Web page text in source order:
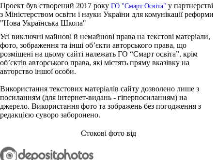
Проект був створений 2017 року ГО "Смарт Освіта" у партнерстві
з Міністерством освіти і науки України для комунікації реформи
"Нова Українська Школа"
Усі виключні майнові й немайнові права на текстові матеріали,
фото, зображення та інші об’єкти авторського права, що
розміщені на цьому сайті належать ГО “Смарт освіта”, крім
об’єктів авторського права, які містять пряму вказівку на
авторство іншої особи.
Використання текстових матеріалів сайту дозволено лише з
посиланням (для інтернет-видань - гіперпосиланням) на
джерело. Використання фото та зображень без погодження з
редакцією суворо заборонено.
Стокові фото від